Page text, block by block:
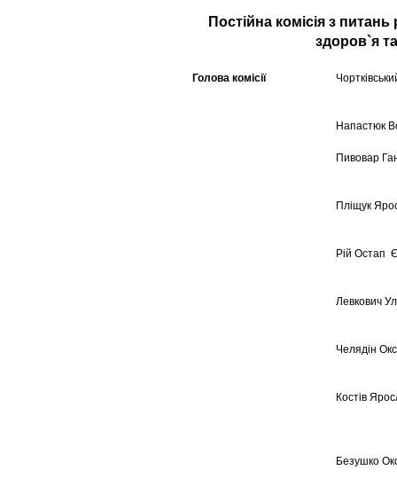
Постійна комісія з
здоров`я
Голова комісії
Напастюк
Пивовар
Пліщук
Рій Остап
Левкович
Челядін
Костів
Безушко